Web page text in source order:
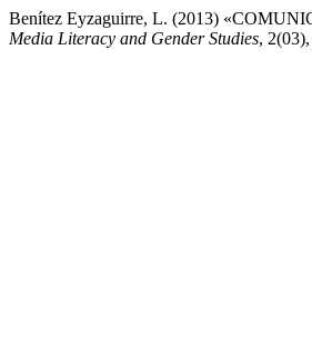
Benítez Eyzaguirre, L. (2013)
Media Literacy and Gender Studies,